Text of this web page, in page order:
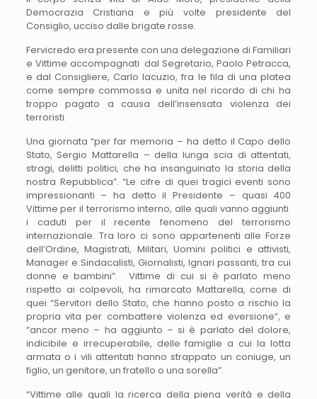
Democrazia Cristiana e più volte presidente del
Consiglio, ucciso dalle brigate rosse.
Fervicredo era presente con una delegazione di Familiari
e Vittime accompagnati dal Segretario, Paolo Petracca,
e dal Consigliere, Carlo Iacuzio, fra le fila di una platea
come sempre commossa e unita nel ricordo di chi ha
troppo pagato a causa dell’insensata violenza dei
terroristi.
Una giornata “per far memoria – ha detto il Capo dello
Stato, Sergio Mattarella – della lunga scia di attentati,
stragi, delitti politici, che ha insanguinato la storia della
nostra Repubblica”. “Le cifre di quei tragici eventi sono
impressionanti – ha detto il Presidente – quasi 400
Vittime per il terrorismo interno, alle quali vanno aggiunti
i caduti per il recente fenomeno del terrorismo
internazionale. Tra loro ci sono appartenenti alle Forze
dell’Ordine, Magistrati, Militari, Uomini politici e attivisti,
Manager e Sindacalisti, Giornalisti, Ignari passanti, tra cui
donne e bambini”. Vittime di cui si è parlato meno
rispetto ai colpevoli, ha rimarcato Mattarella, come di
quei “Servitori dello Stato, che hanno posto a rischio la
propria vita per combattere violenza ed eversione”, e
“ancor meno – ha aggiunto – si è parlato del dolore,
indicibile e irrecuperabile, delle famiglie a cui la lotta
armata o i vili attentati hanno strappato un coniuge, un
figlio, un genitore, un fratello o una sorella”.
“Vittime alle quali la ricerca della piena verità e della